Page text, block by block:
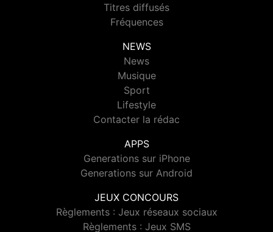
Titres diffusés
Fréquences
NEWS
News
Musique
Sport
Lifestyle
Contacter la rédac
APPS
Generations sur iPhone
Generations sur Android
JEUX CONCOURS
Règlements : Jeux réseaux sociaux
Règlements : Jeux SMS